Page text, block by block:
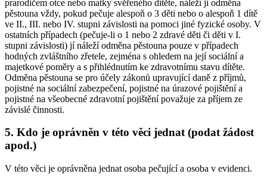
prarodičem otce nebo matky svěřeného dítěte, náleží jí odměna
pěstouna vždy, pokud pečuje alespoň o 3 děti nebo o alespoň 1 dítě
ve II., III. nebo IV. stupni závislosti na pomoci jiné fyzické osoby. V
ostatních případech (pečuje-li o 1 nebo 2 zdravé děti či děti v I.
stupni závislosti) jí náleží odměna pěstouna pouze v případech
hodných zvláštního zřetele, zejména s ohledem na její sociální a
majetkové poměry a s přihlédnutím ke zdravotnímu stavu dítěte.
Odměna pěstouna se pro účely zákonů upravující daně z příjmů,
pojistné na sociální zabezpečení, pojistné na úrazové pojištění a
pojistné na všeobecné zdravotní pojištění považuje za příjem ze
závislé činnosti.
5. Kdo je oprávněn v této věci jednat (podat žádost
apod.)
V této věci je oprávněna jednat osoba pečující a osoba v evidenci.